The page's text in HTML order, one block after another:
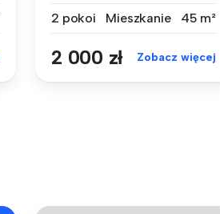
2 pokoi
Mieszkanie 45 m²
2 000 zł Zobacz więcej